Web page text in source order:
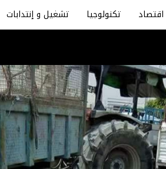
اقتصاد تكنولوجيا تشغيل و إنتدابات